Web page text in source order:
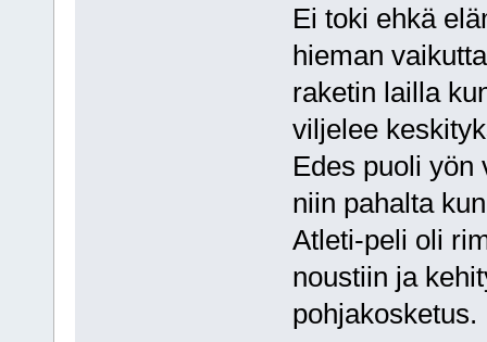
Ei toki ehkä
hieman
raketin lailla
viljelee
Edes puoli yön
niin pahalta
Atleti-peli oli
noustiin ja
pohjakosketus.